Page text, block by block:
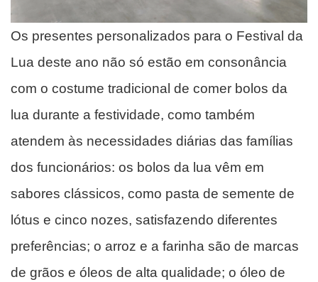
Os presentes personalizados para o Festival da
Lua deste ano não só estão em consonância
com o costume tradicional de comer bolos da
lua durante a festividade, como também
atendem às necessidades diárias das famílias
dos funcionários: os bolos da lua vêm em
sabores clássicos, como pasta de semente de
lótus e cinco nozes, satisfazendo diferentes
preferências; o arroz e a farinha são de marcas
de grãos e óleos de alta qualidade; o óleo de